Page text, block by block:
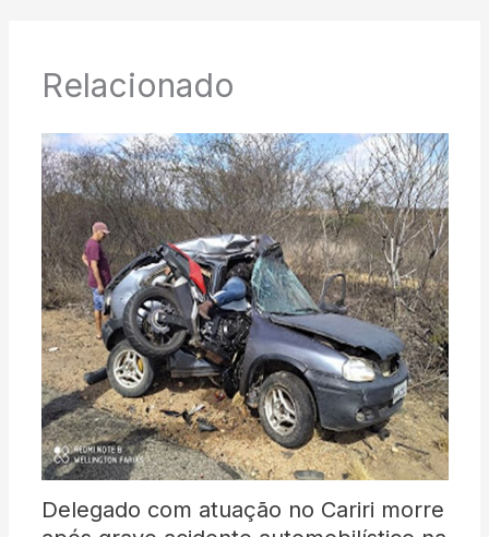
Relacionado
Delegado com atuação no Cariri morre